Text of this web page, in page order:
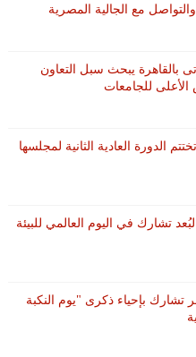
مع الجالية المصرية
بالقاهرة يبحث سبل التعاون
الأعلى للجامعات
الدورة العادية الثانية لمجلسها
تشارك في اليوم العالمي للبيئة
تشارك بإحياء ذكرى "يوم النكبة